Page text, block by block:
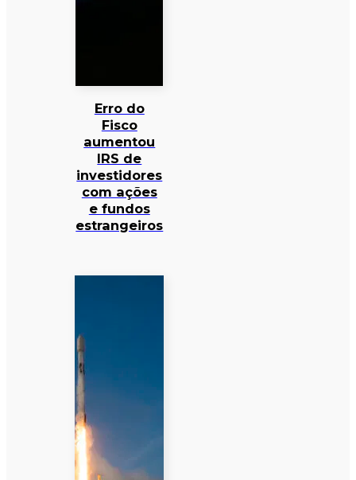
Erro do
Fisco
aumentou
IRS de
investidores
com ações
e fundos
estrangeiros